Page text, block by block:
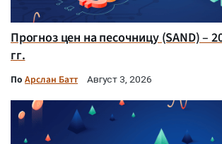
Прогноз цен на песочницу (SAND) –
гг.
По Арслан Батт Август 3, 2026